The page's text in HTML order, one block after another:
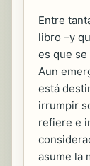
Entre
libro –y
es que
Aun
está
irrumpir
refiere e
asume la